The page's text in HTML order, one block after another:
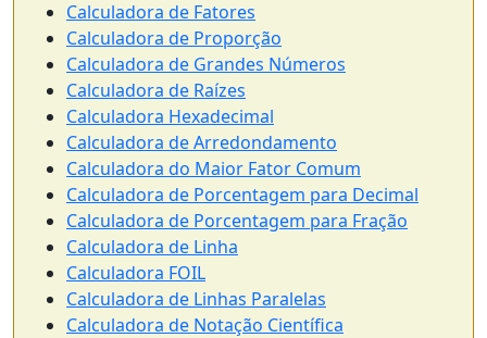
Calculadora de Fatores
Calculadora de Proporção
Calculadora de Grandes Números
Calculadora de Raízes
Calculadora Hexadecimal
Calculadora de Arredondamento
Calculadora do Maior Fator Comum
Calculadora de Porcentagem para Decimal
Calculadora de Porcentagem para Fração
Calculadora de Linha
Calculadora FOIL
Calculadora de Linhas Paralelas
Calculadora de Notação Científica